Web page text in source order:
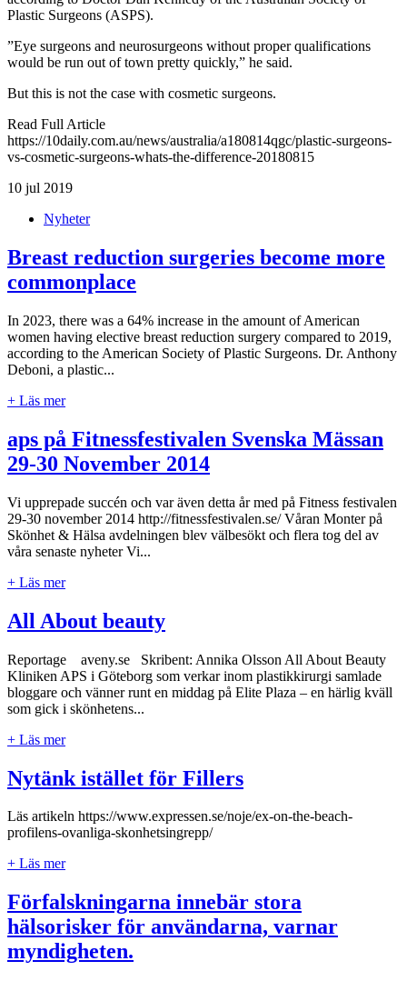
Plastic Surgeons (ASPS).
”Eye surgeons and neurosurgeons without proper qualifications
would be run out of town pretty quickly,” he said.
But this is not the case with cosmetic surgeons.
Read Full Article
https://10daily.com.au/news/australia/a180814qgc/plastic-surgeons-
vs-cosmetic-surgeons-whats-the-difference-20180815
10 jul 2019
Nyheter
Breast reduction surgeries become more
commonplace
In 2023, there was a 64% increase in the amount of American
women having elective breast reduction surgery compared to 2019,
according to the American Society of Plastic Surgeons. Dr. Anthony
Deboni, a plastic...
+ Läs mer
aps på Fitnessfestivalen Svenska Mässan
29-30 November 2014
Vi upprepade succén och var även detta år med på Fitness festivalen
29-30 november 2014 http://fitnessfestivalen.se/ Våran Monter på
Skönhet & Hälsa avdelningen blev välbesökt och flera tog del av
våra senaste nyheter Vi...
+ Läs mer
All About beauty
Reportage aveny.se Skribent: Annika Olsson All About Beauty
Kliniken APS i Göteborg som verkar inom plastikkirurgi samlade
bloggare och vänner runt en middag på Elite Plaza – en härlig kväll
som gick i skönhetens...
+ Läs mer
Nytänk istället för Fillers
Läs artikeln https://www.expressen.se/noje/ex-on-the-beach-
profilens-ovanliga-skonhetsingrepp/
+ Läs mer
Förfalskningarna innebär stora
hälsorisker för användarna, varnar
myndigheten.